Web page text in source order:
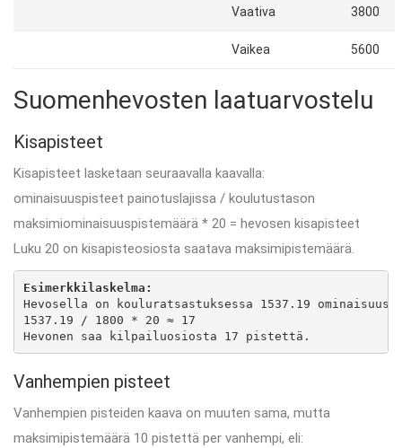
Vaativa 3800
Vaikea 5600
Suomenhevosten laatuarvostelu
Kisapisteet
Kisapisteet lasketaan seuraavalla kaavalla:
ominaisuuspisteet painotuslajissa / koulutustason
maksimiominaisuuspistemäärä * 20 = hevosen kisapisteet
Luku 20 on kisapisteosiosta saatava maksimipistemäärä.
Esimerkkilaskelma:
Hevosella on kouluratsastuksessa 1537.19
1537.19 / 1800 * 20 ≈ 17
Hevonen saa kilpailuosiosta 17 pistettä.
Vanhempien pisteet
Vanhempien pisteiden kaava on muuten sama, mutta
maksimipistemäärä 10 pistettä per vanhempi, eli: